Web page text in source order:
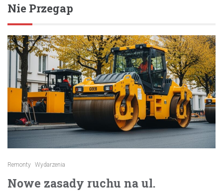
Nie Przegap
Remonty Wydarzenia
Nowe zasady ruchu na ul.